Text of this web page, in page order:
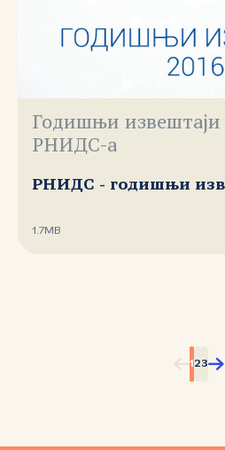
Годишњи
РНИДС-а
РНИДС - годишњи
1.7MB
1 23